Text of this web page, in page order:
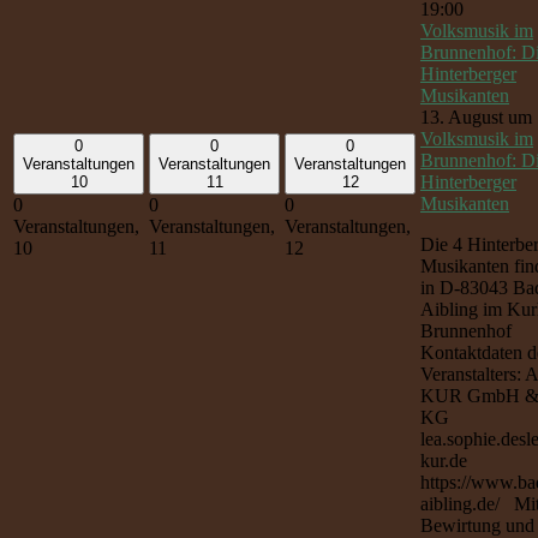
0
Veranstaltungen
10
0
Veranstaltungen,
10
0
Veranstaltungen
11
0
Veranstaltungen,
11
0
Veranstaltungen
12
0
Veranstaltungen,
12
19:00
Volksmusik im
Brunnenhof:
Hinterberger
Musikanten
13. August um
Volksmusik im
Brunnenhof:
Hinterberger
Musikanten
Die 4
Musikanten
in D-83043
Aibling im
Brunnenhof
Kontaktdaten
Veranstalters:
KUR GmbH
KG
kur.de
https://
aibling.de/
Bewirtung und